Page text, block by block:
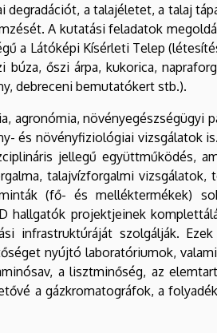
a talajéletet, a talaj
A kutatási feladatok
a Látóképi Kísérleti Telep
őszi árpa, kukorica,
debreceni bemutatókert stb.).
növényegészségügyi
és növényfiziológiai vizsgálatok
jellegű együttműködés,
talajvízforgalmi vizsgálatok,
(fő- és melléktermékek)
hallgatók projektjeinek
infrastruktúráját szolgálják.
nyújtó laboratóriumok,
a lisztminőség, az
a gázkromatográfok, a